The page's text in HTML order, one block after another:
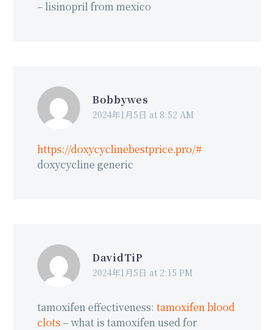
– lisinopril from mexico
Bobbywes
2024年1月5日 at 8:52 AM
https://doxycyclinebestprice.pro/#
doxycycline generic
DavidTiP
2024年1月5日 at 2:15 PM
tamoxifen effectiveness: tamoxifen blood
clots – what is tamoxifen used for